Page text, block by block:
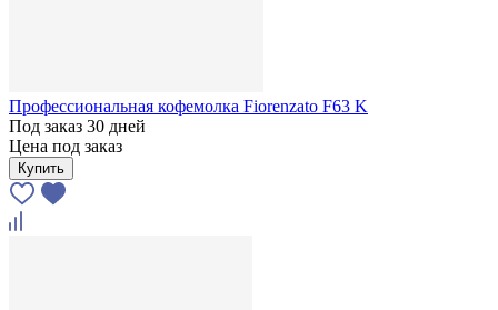
Профессиональная кофемолка Fiorenzato F63 K
Под заказ 30 дней
Цена под заказ
Купить